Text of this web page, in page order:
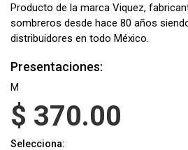
Producto de la marca Viquez,
sombreros desde hace 80 años
distribuidores en todo México.
Presentaciones:
M
$ 370.00
Selecciona: